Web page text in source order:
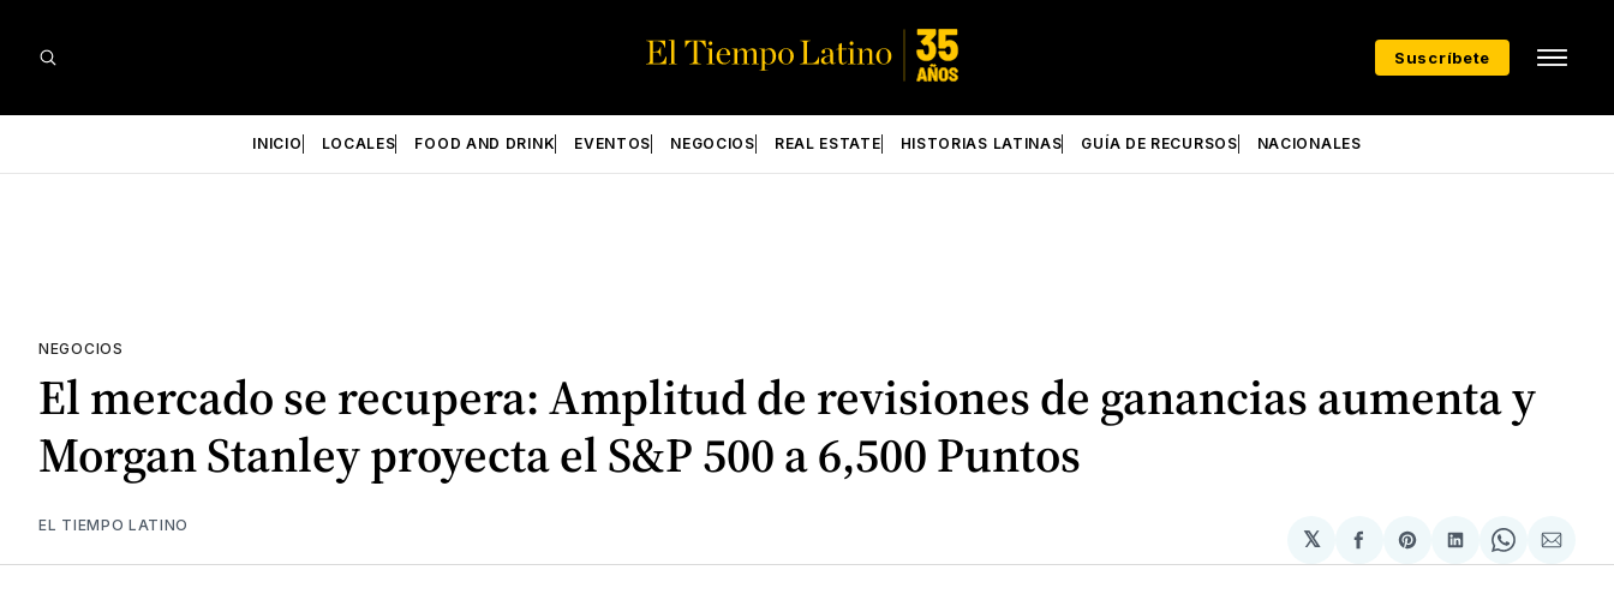
Suscríbete
INICIO LOCALES FOOD AND DRINK EVENTOS NEGOCIOS REAL ESTATE HISTORIAS LATINAS GUÍA DE RECURSOS NACIONALES
NEGOCIOS
El mercado se recupera: Amplitud de revisiones de ganancias aumenta y
Morgan Stanley proyecta el S&P 500 a 6,500 Puntos
EL TIEMPO LATINO
𝕏
Compartir
en
Share
on
Compartir
en
Share
on
via